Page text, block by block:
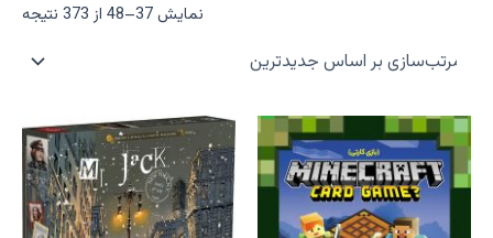
نمایش 37–48 از 373 نتیجه